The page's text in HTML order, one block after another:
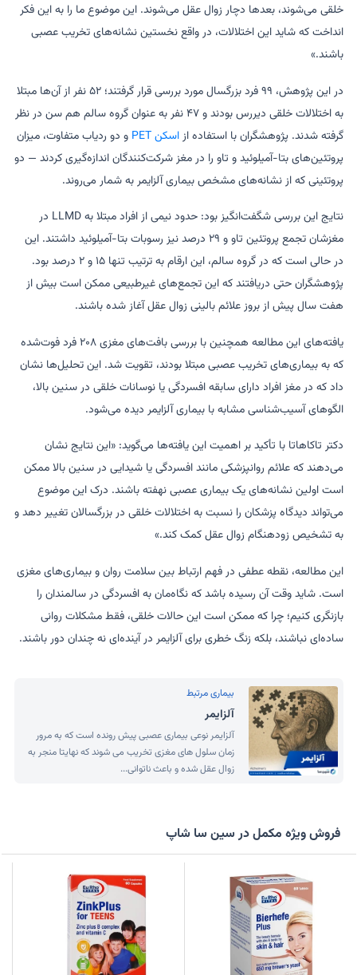
خلقی می‌شوند، بعدها دچار زوال عقل می‌شوند. این موضوع ما را به این فکر
انداخت که شاید این اختلالات، در واقع نخستین نشانه‌های تخریب عصبی
باشند.»
در این پژوهش، ۹۹ فرد بزرگسال مورد بررسی قرار گرفتند؛ ۵۲ نفر از آن‌ها مبتلا
به اختلالات خلقی دیررس بودند و ۴۷ نفر به عنوان گروه سالم هم سن در نظر
گرفته شدند. پژوهشگران با استفاده ازاسکن PET
و دو ردیاب متفاوت، میزان
پروتئین‌های بتا-آمیلوئید و تاو را در مغز شرکت‌کنندگان اندازه‌گیری کردند — دو
پروتئینی که از نشانه‌های مشخص بیماری آلزایمر به شمار می‌روند.
نتایج این بررسی شگفت‌انگیز بود: حدود نیمی از افراد مبتلا به LLMD در
مغزشان تجمع پروتئین تاو و ۲۹ درصد نیز رسوبات بتا-آمیلوئید داشتند. این
در حالی است که در گروه سالم، این ارقام به ترتیب تنها ۱۵ و ۲ درصد بود.
پژوهشگران حتی دریافتند که این تجمع‌های غیرطبیعی ممکن است بیش از
هفت سال پیش از بروز علائم بالینی زوال عقل آغاز شده باشند.
یافته‌های این مطالعه همچنین با بررسی بافت‌های مغزی ۲۰۸ فرد فوت‌شده
که به بیماری‌های تخریب عصبی مبتلا بودند، تقویت شد. این تحلیل‌ها نشان
داد که در مغز افراد دارای سابقه افسردگی یا نوسانات خلقی در سنین بالا،
الگوهای آسیب‌شناسی مشابه با بیماری آلزایمر دیده می‌شود.
دکتر تاکاهاتا با تأکید بر اهمیت این یافته‌ها می‌گوید: «این نتایج نشان
می‌دهند که علائم روانپزشکی مانند افسردگی یا شیدایی در سنین بالا ممکن
است اولین نشانه‌های یک بیماری عصبی نهفته باشند. درک این موضوع
می‌تواند دیدگاه پزشکان را نسبت به اختلالات خلقی در بزرگسالان تغییر دهد و
به تشخیص زودهنگام زوال عقل کمک کند.»
این مطالعه، نقطه عطفی در فهم ارتباط بین سلامت روان و بیماری‌های مغزی
است. شاید وقت آن رسیده باشد که نگاه‌مان به افسردگی در سالمندان را
بازنگری کنیم؛ چرا که ممکن است این حالات خلقی، فقط مشکلات روانی
ساده‌ای نباشند، بلکه زنگ خطری برای آلزایمر در آینده‌ای نه چندان دور باشند.
بیماری مرتبط
آلزایمر
آلزایمر نوعی بیماری عصبی پیش رونده است که به مرور
زمان سلول های مغزی تخریب می شوند که نهایتا منجر به
زوال عقل شده و باعث ناتوانی...
فروش ویژه مکمل در سین سا شاپ